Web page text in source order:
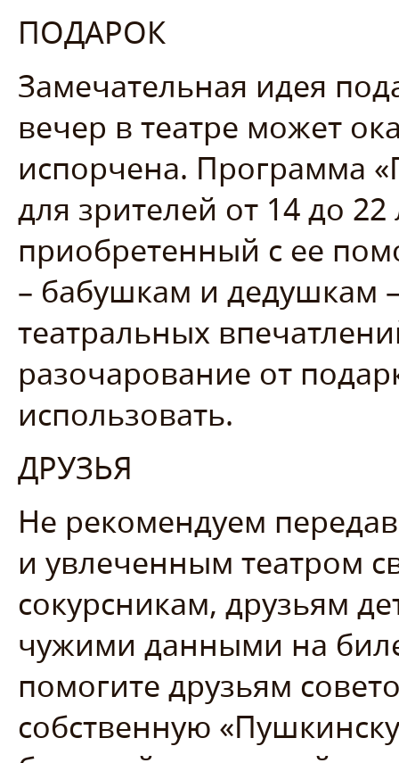
ПОДАРОК
Замечательная идея
вечер в театре может
испорчена. Программа
для зрителей от 14 до
приобретенный с ее
– бабушкам и дедушкам
театральных
разочарование от
использовать.
ДРУЗЬЯ
Не рекомендуем
и увлеченным театром
сокурсникам, друзьям
чужими данными на
помогите друзьям
собственную